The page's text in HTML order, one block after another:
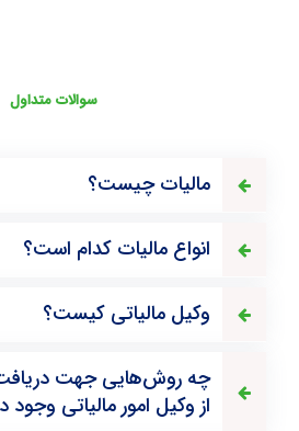
سوالات متداول
مالیات چیست؟
انواع مالیات کدام است؟
وکیل مالیاتی کیست؟
چه روش‌هایی جهت
از وکیل امور مالیاتی وجود